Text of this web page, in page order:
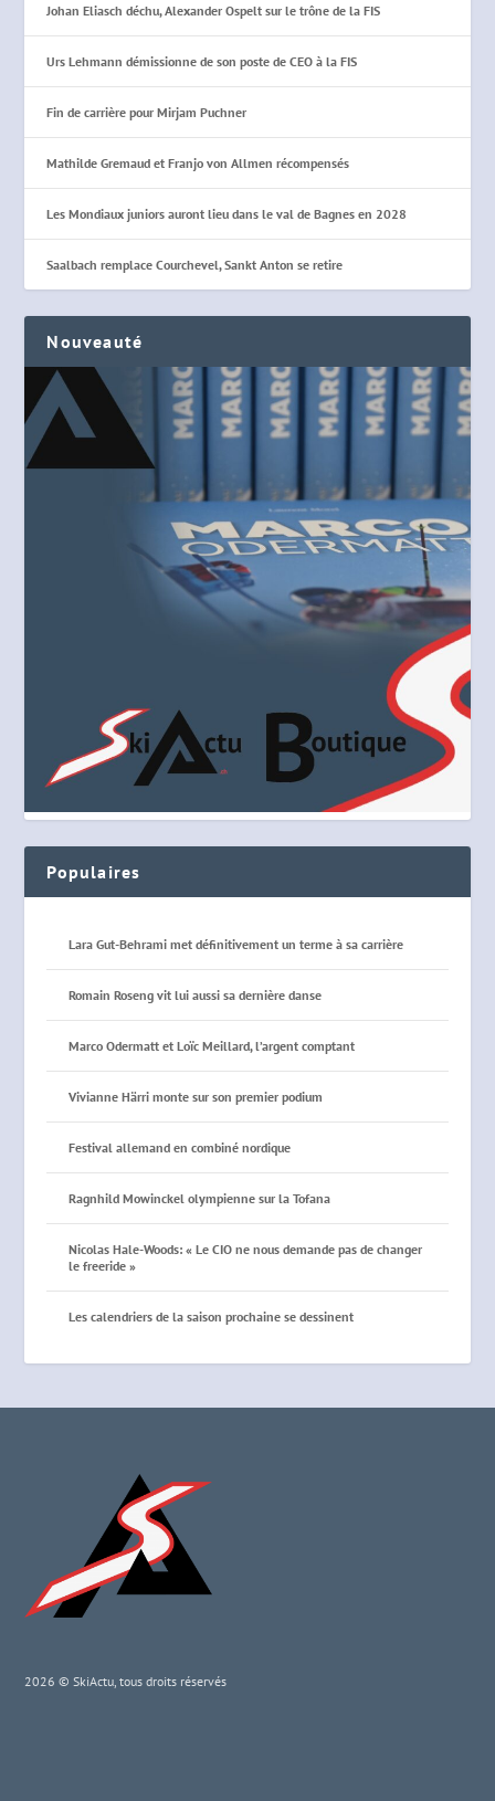
Johan Eliasch déchu, Alexander Ospelt sur le trône de la FIS
Urs Lehmann démissionne de son poste de CEO à la FIS
Fin de carrière pour Mirjam Puchner
Mathilde Gremaud et Franjo von Allmen récompensés
Les Mondiaux juniors auront lieu dans le val de Bagnes en 2028
Saalbach remplace Courchevel, Sankt Anton se retire
Nouveauté
Populaires
Lara Gut-Behrami met définitivement un terme à sa carrière
Romain Roseng vit lui aussi sa dernière danse
Marco Odermatt et Loïc Meillard, l’argent comptant
Vivianne Härri monte sur son premier podium
Festival allemand en combiné nordique
Ragnhild Mowinckel olympienne sur la Tofana
Nicolas Hale-Woods: « Le CIO ne nous demande pas de changer
le freeride »
Les calendriers de la saison prochaine se dessinent
2026 © SkiActu, tous droits réservés